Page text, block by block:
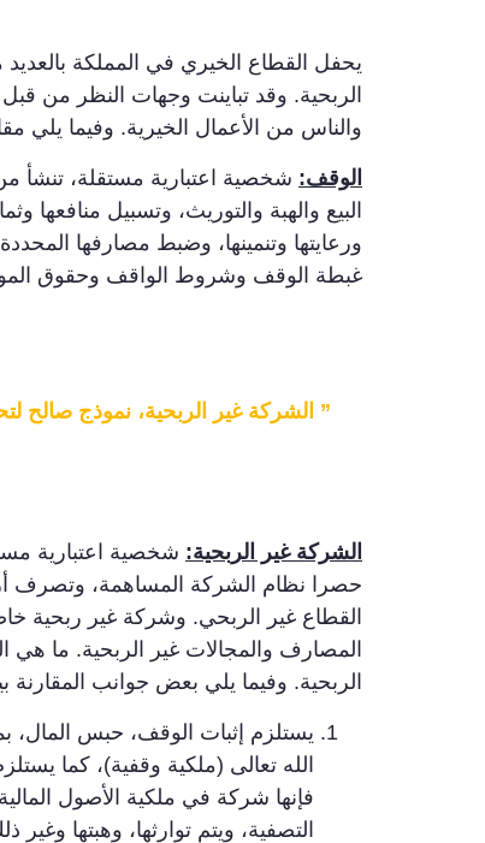
يحفل القطاع الخيري في المملكة
الربحية. وقد تباينت وجهات النظر من
والناس من الأعمال الخيرية. وفيما يلي
الوقف: شخصية اعتبارية مستقلة، تنشأ
البيع والهبة والتوريث، وتسبيل منافعها
ورعايتها وتنمينها، وضبط مصارفها
غبطة الوقف وشروط الواقف وحقوق
” الشركة غير الربحية، نموذج صالح
الشركة غير الربحية:
حصرا نظام الشركة المساهمة، وتصرف
القطاع غير الربحي. وشركة غير ربحية
المصارف والمجالات غير الربحية. ما هي
الربحية. وفيما يلي بعض جوانب المقارنة
يستلزم إثبات الوقف، حبس المال،
الله تعالى (ملكية وقفية)، كما
فإنها شركة في ملكية الأصول
التصفية، ويتم توارثها، وهبتها